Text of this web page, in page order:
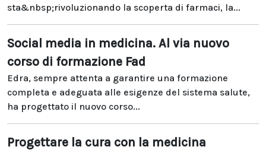
sta&nbsp;rivoluzionando la scoperta di farmaci, la...
Social media in medicina. Al via nuovo
corso di formazione Fad
Edra, sempre attenta a garantire una formazione
completa e adeguata alle esigenze del sistema salute,
ha progettato il nuovo corso...
Progettare la cura con la medicina